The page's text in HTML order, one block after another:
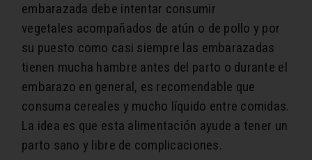
embarazada debe intentar consumir
vegetales acompañados de atún o de pollo y por
su puesto como casi siempre las embarazadas
tienen mucha hambre antes del parto o durante el
embarazo en general, es recomendable que
consuma cereales y mucho líquido entre comidas.
La idea es que esta alimentación ayude a tener un
parto sano y libre de complicaciones.